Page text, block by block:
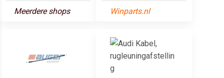
Meerdere shops Winparts.nl